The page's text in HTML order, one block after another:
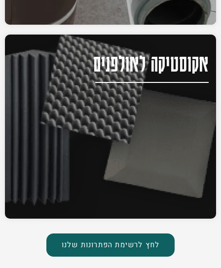
אקוסטיקה לאולפנים
לחץ לרשימת הפתרונות שלנו